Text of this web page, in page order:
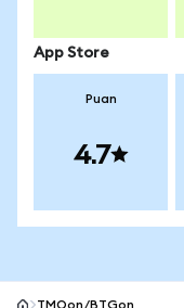
App Store
Puan
4.7
TMOon/BTGon